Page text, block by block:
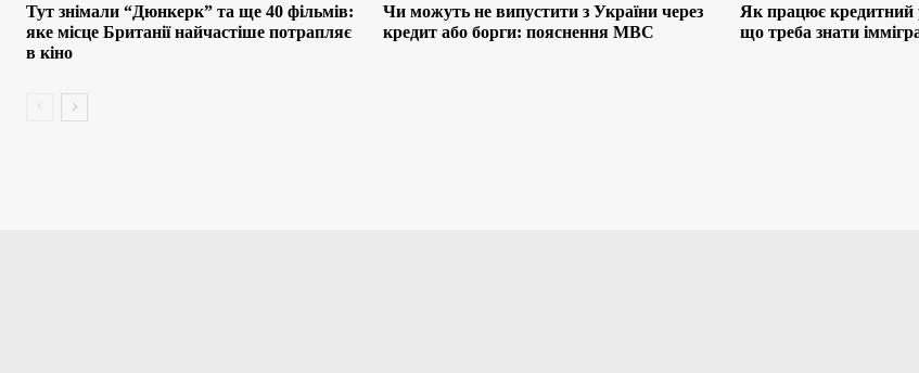
Тут знімали “Дюнкерк” та ще 40 фільмів:
яке місце Британії найчастіше потрапляє
в кіно
Чи можуть не випустити з України через
кредит або борги: пояснення МВС
Як працює кредитний
що треба знати